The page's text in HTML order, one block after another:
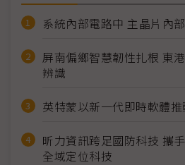
系統內部電路中 主晶片內
屏南偏鄉智慧韌性扎根 東
辨識
英特蒙以新一代即時軟體
昕力資訊跨足國防科技 攜
全域定位科技